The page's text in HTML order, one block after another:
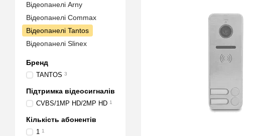
Відеопанелі Arny
Відеопанелі Commax
Відеопанелі Tantos
Відеопанелі Slinex
Бренд
TANTOS 3
Підтримка відеосигналів
CVBS/1MP HD/2MP HD 1
Кількість абонентів
1 1